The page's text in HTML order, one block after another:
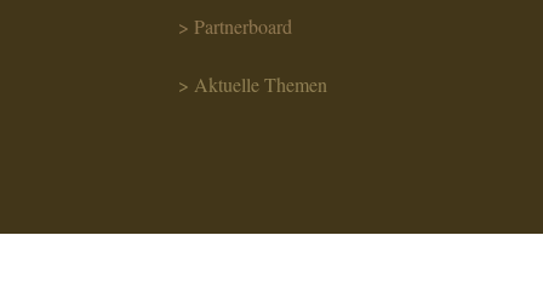
> Partnerboard
> Aktuelle Themen